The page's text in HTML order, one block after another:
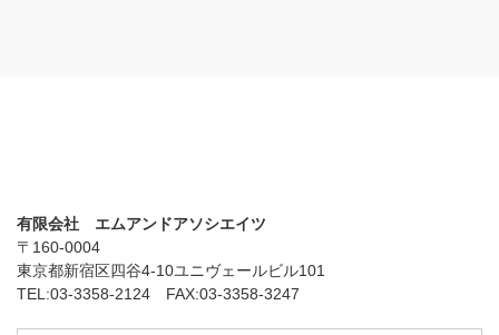
有限会社 エムアンドアソシエイツ
〒160-0004
東京都新宿区四谷4-10ユニヴェールビル101
TEL:03-3358-2124 FAX:03-3358-3247